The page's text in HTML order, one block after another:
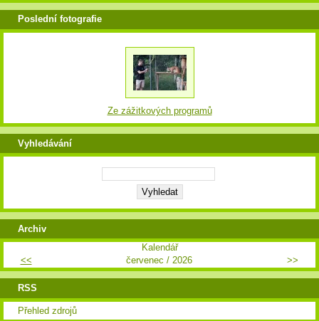
Poslední fotografie
Ze zážitkových programů
Vyhledávání
Archiv
Kalendář
<<
červenec / 2026 >>
RSS
Přehled zdrojů